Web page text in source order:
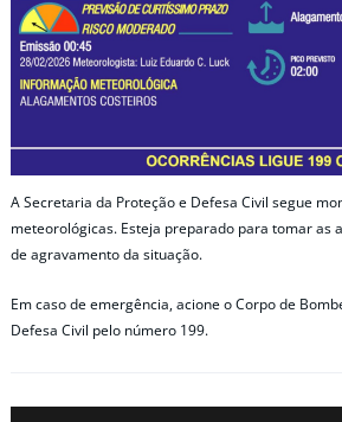
A Secretaria da Proteção e Defesa Civil segue
meteorológicas. Esteja preparado para tomar as
de agravamento da situação.
Em caso de emergência, acione o Corpo de
Defesa Civil pelo número 199.